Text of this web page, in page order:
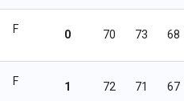
F 0 70 73 68
F 1 72 71 67